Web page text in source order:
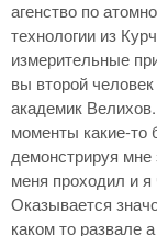
агенство по
технологии из
измерительные
вы второй
академик
моменты какие-
демонстрируя мне
меня проходил и я
Оказывается
каком то развале